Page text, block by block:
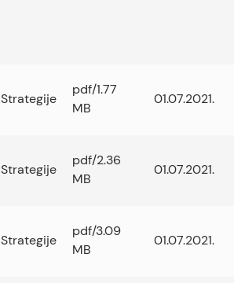
Strategije
pdf/1.77
MB
01.07.2021.
Strategije
pdf/2.36
MB
01.07.2021.
Strategije
pdf/3.09
MB
01.07.2021.